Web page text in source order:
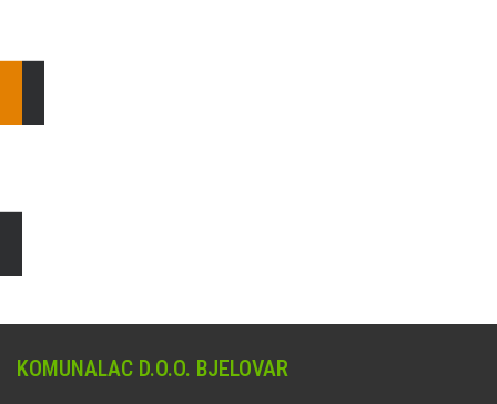
KOMUNALAC D.O.O. BJELOVAR